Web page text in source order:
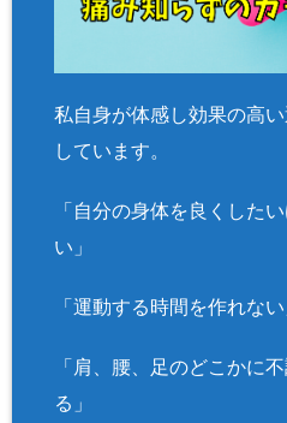
私自身が体感し効果の高
しています。
「自分の身体を良くした
い」
「運動する時間を作れない
「肩、腰、足のどこかに
る」